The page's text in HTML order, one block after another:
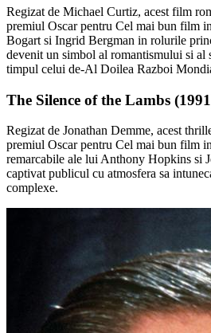
Regizat de Michael Curtiz, acest film
premiul Oscar pentru Cel mai bun film
Bogart si Ingrid Bergman in rolurile
devenit un simbol al romantismului si
timpul celui de-Al Doilea Razboi
The Silence of the Lambs
Regizat de Jonathan Demme, acest
premiul Oscar pentru Cel mai bun film
remarcabile ale lui Anthony Hopkins si
captivat publicul cu atmosfera sa
complexe.